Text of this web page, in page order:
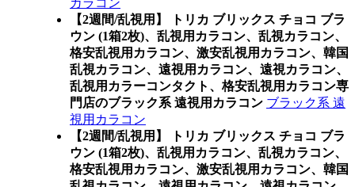
カラコン
【2週間/乱視用】 トリカ ブリックス チョコ ブラ
ウン (1箱2枚)、乱視用カラコン、乱視カラコン、
格安乱視用カラコン、激安乱視用カラコン、韓国
乱視カラコン、遠視用カラコン、遠視カラコン、
乱視用カラーコンタクト、格安乱視用カラコン専
門店のブラック系 遠視用カラコン ブラック系 遠
視用カラコン
【2週間/乱視用】 トリカ ブリックス チョコ ブラ
ウン (1箱2枚)、乱視用カラコン、乱視カラコン、
格安乱視用カラコン、激安乱視用カラコン、韓国